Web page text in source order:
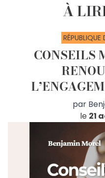
À
CONSEILS
par
le 21